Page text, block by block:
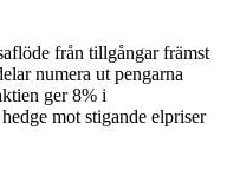
från tillgångar främst
numera ut pengarna
ger 8% i
mot stigande elpriser